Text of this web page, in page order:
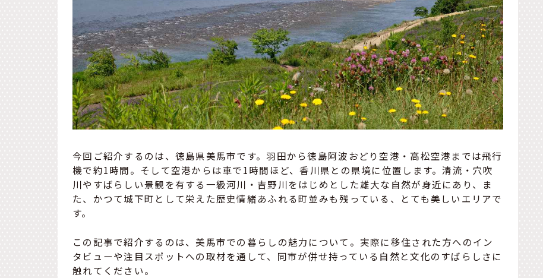
今回ご紹介するのは、徳島県美馬市です。羽田から徳島阿波おどり空港・高松空港までは飛行
機で約1時間。そして空港からは車で1時間ほど、香川県との県境に位置します。清流・穴吹
川やすばらしい景観を有する一級河川・吉野川をはじめとした雄大な自然が身近にあり、ま
た、かつて城下町として栄えた歴史情緒あふれる町並みも残っている、とても美しいエリアで
す。
この記事で紹介するのは、美馬市での暮らしの魅力について。実際に移住された方へのイン
タビューや注目スポットへの取材を通して、同市が併せ持っている自然と文化のすばらしさに
触れてください。